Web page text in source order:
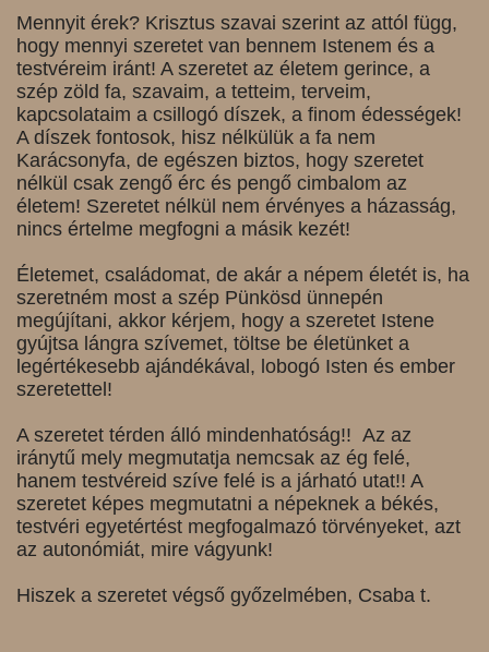
Mennyit érek? Krisztus szavai szerint az attól függ,
hogy mennyi szeretet van bennem Istenem és a
testvéreim iránt! A szeretet az életem gerince, a
szép zöld fa, szavaim, a tetteim, terveim,
kapcsolataim a csillogó díszek, a finom édességek!
A díszek fontosok, hisz nélkülük a fa nem
Karácsonyfa, de egészen biztos, hogy szeretet
nélkül csak zengő érc és pengő cimbalom az
életem! Szeretet nélkül nem érvényes a házasság,
nincs értelme megfogni a másik kezét!
Életemet, családomat, de akár a népem életét is, ha
szeretném most a szép Pünkösd ünnepén
megújítani, akkor kérjem, hogy a szeretet Istene
gyújtsa lángra szívemet, töltse be életünket a
legértékesebb ajándékával, lobogó Isten és ember
szeretettel!
A szeretet térden álló mindenhatóság!! Az az
iránytű mely megmutatja nemcsak az ég felé,
hanem testvéreid szíve felé is a járható utat!! A
szeretet képes megmutatni a népeknek a békés,
testvéri egyetértést megfogalmazó törvényeket, azt
az autonómiát, mire vágyunk!
Hiszek a szeretet végső győzelmében, Csaba t.